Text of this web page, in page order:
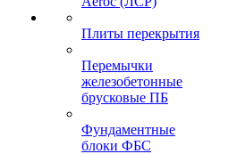
Плиты перекрытия
Перемычки
железобетонные
брусковые ПБ
Фундаментные
блоки ФБС